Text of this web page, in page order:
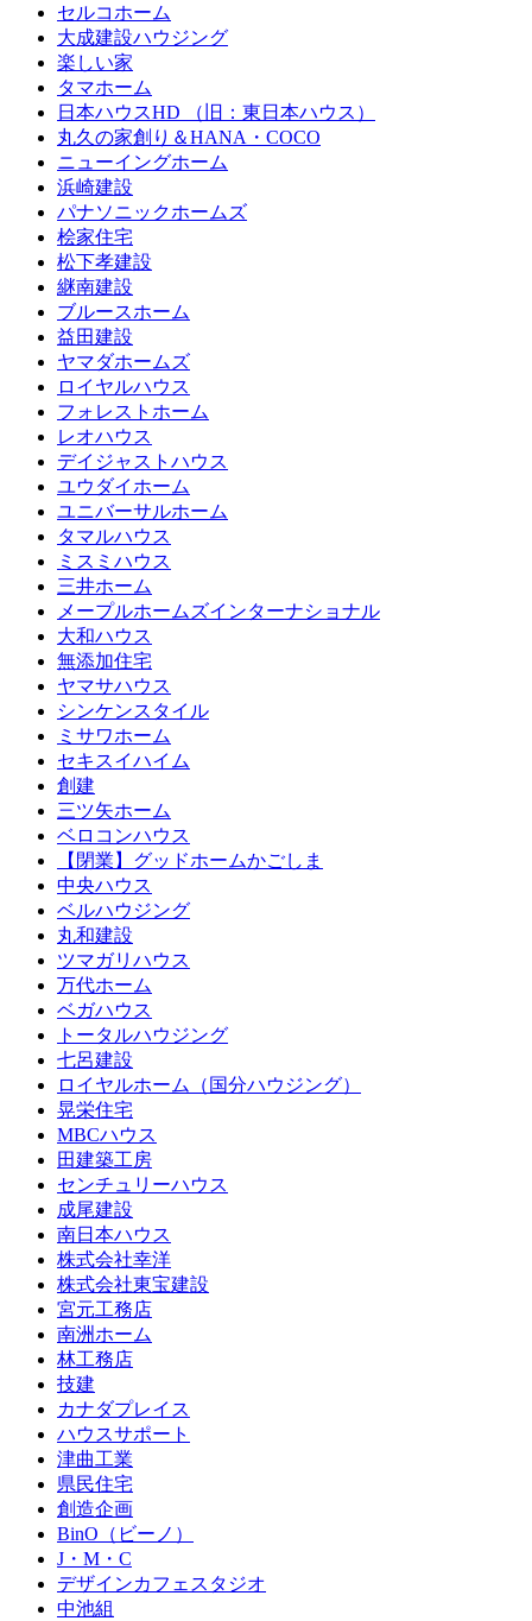
セルコホーム
大成建設ハウジング
楽しい家
タマホーム
日本ハウスHD （旧：東日本ハウス）
丸久の家創り＆HANA・COCO
ニューイングホーム
浜崎建設
パナソニックホームズ
桧家住宅
松下孝建設
継南建設
ブルースホーム
益田建設
ヤマダホームズ
ロイヤルハウス
フォレストホーム
レオハウス
デイジャストハウス
ユウダイホーム
ユニバーサルホーム
タマルハウス
ミスミハウス
三井ホーム
メープルホームズインターナショナル
大和ハウス
無添加住宅
ヤマサハウス
シンケンスタイル
ミサワホーム
セキスイハイム
創建
三ツ矢ホーム
ベロコンハウス
【閉業】グッドホームかごしま
中央ハウス
ベルハウジング
丸和建設
ツマガリハウス
万代ホーム
ベガハウス
トータルハウジング
七呂建設
ロイヤルホーム（国分ハウジング）
晃栄住宅
MBCハウス
田建築工房
センチュリーハウス
成尾建設
南日本ハウス
株式会社幸洋
株式会社東宝建設
宮元工務店
南洲ホーム
林工務店
技建
カナダプレイス
ハウスサポート
津曲工業
県民住宅
創造企画
BinO（ビーノ）
J・M・C
デザインカフェスタジオ
中池組